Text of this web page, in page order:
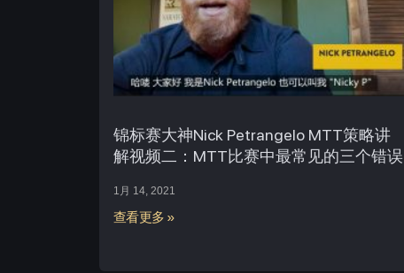
锦标赛大神Nick Petrangelo MTT策略讲
解视频二：MTT比赛中最常见的三个错误
1月 14, 2021
查看更多 »